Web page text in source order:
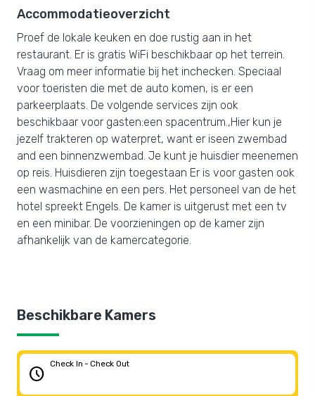
Accommodatieoverzicht
Proef de lokale keuken en doe rustig aan in het
restaurant. Er is gratis WiFi beschikbaar op het terrein.
Vraag om meer informatie bij het inchecken. Speciaal
voor toeristen die met de auto komen, is er een
parkeerplaats. De volgende services zijn ook
beschikbaar voor gasten:een spacentrum.,Hier kun je
jezelf trakteren op waterpret, want er iseen zwembad
and een binnenzwembad. Je kunt je huisdier meenemen
op reis. Huisdieren zijn toegestaan Er is voor gasten ook
een wasmachine en een pers. Het personeel van de het
hotel spreekt Engels. De kamer is uitgerust met een tv
en een minibar. De voorzieningen op de kamer zijn
afhankelijk van de kamercategorie.
Beschikbare Kamers
schedule
Check In - Check Out